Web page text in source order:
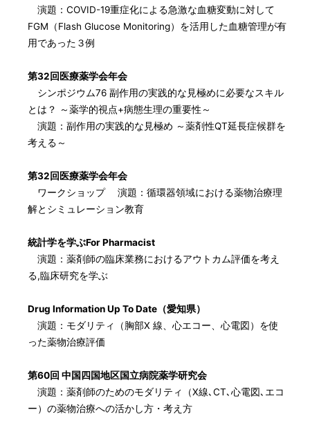
演題：COVID-19重症化による急激な血糖変動に対して
FGM（Flash Glucose Monitoring）を活用した血糖管理が有
用であった３例
第32回医療薬学会年会
シンポジウム76 副作用の実践的な見極めに必要なスキル
とは？ ～薬学的視点+病態生理の重要性～
演題：副作用の実践的な見極め ～薬剤性QT延長症候群を
考える～
第32回医療薬学会年会
ワークショップ 演題：循環器領域における薬物治療理
解とシミュレーション教育
統計学を学ぶFor Pharmacist
演題：薬剤師の臨床業務におけるアウトカム評価を考え
る,臨床研究を学ぶ
Drug Information Up To Date（愛知県）
演題：モダリティ（胸部X 線、心エコー、心電図）を使
った薬物治療評価
第60回 中国四国地区国立病院薬学研究会
演題：薬剤師のためのモダリティ（X線､CT､心電図､エコ
ー）の薬物治療への活かし方・考え方